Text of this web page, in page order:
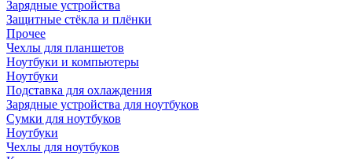
Зарядные устройства
Защитные стёкла и плёнки
Прочее
Чехлы для планшетов
Ноутбуки и компьютеры
Ноутбуки
Подставка для охлаждения
Зарядные устройства для ноутбуков
Сумки для ноутбуков
Ноутбуки
Чехлы для ноутбуков